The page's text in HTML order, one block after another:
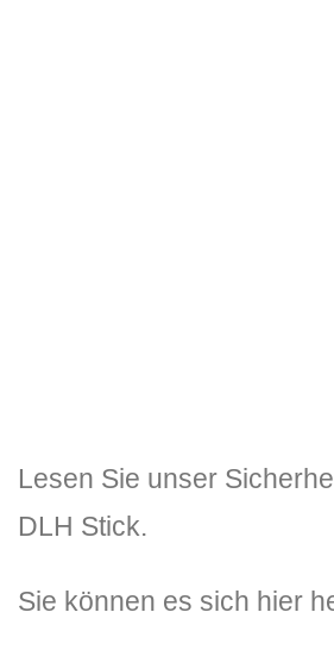
Lesen Sie unser
DLH Stick.
Sie können es sich hier